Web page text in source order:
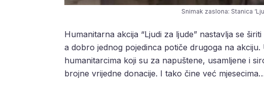
Snimak zaslona: Stanica
Humanitarna akcija “Ljudi za ljude” nastavlja se
a dobro jednog pojedinca potiče drugoga na
humanitarcima koji su za napuštene, usamljene i
brojne vrijedne donacije. I tako čine već